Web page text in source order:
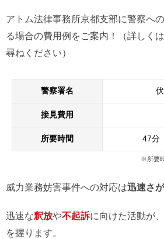
アトム法律事務所京都支部に警察への
る場合の費用例をご案内！（詳しく
尋ねください）
警察署名
接見費用
所要時間 47分
※所要
威力業務妨害事件への対応は迅速さ
迅速な釈放や不起訴に向けた活動が
を握ります。